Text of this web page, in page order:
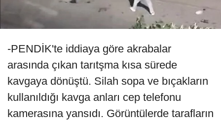
-PENDİK'te iddiaya göre akrabalar
arasında çıkan tarıtşma kısa sürede
kavgaya dönüştü. Silah sopa ve bıçakların
kullanıldığı kavga anları cep telefonu
kamerasına yansıdı. Görüntülerde tarafların